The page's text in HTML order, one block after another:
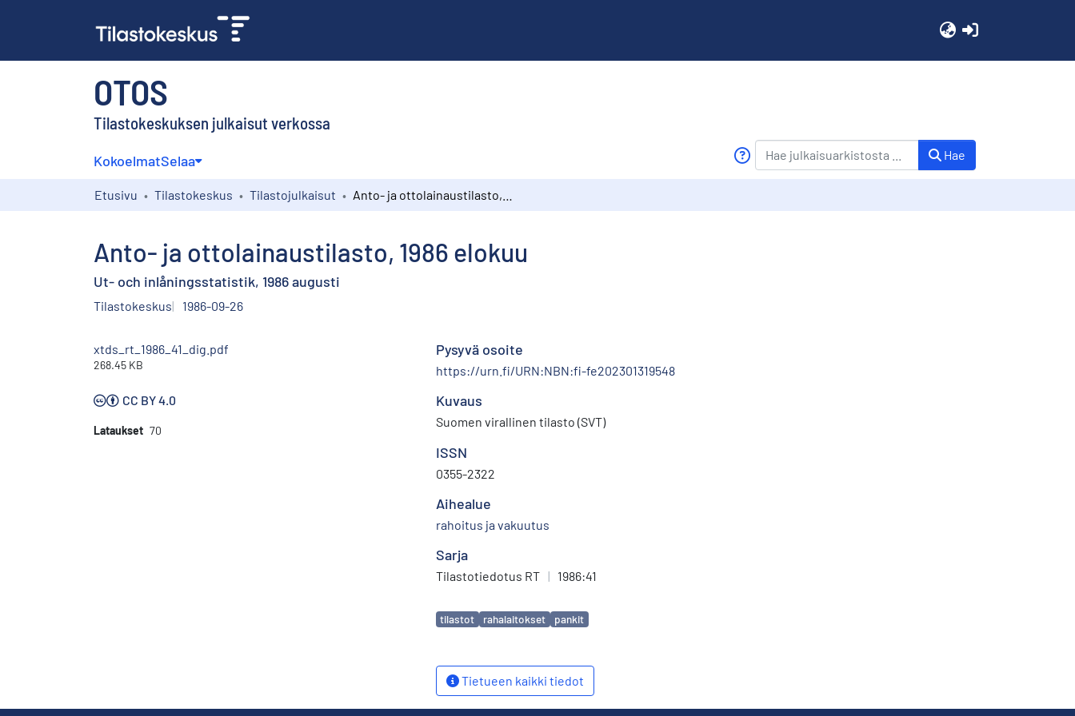
OTOS
Tilastokeskuksen julkaisut verkossa
KokoelmatSelaa Hae
Etusivu Tilastokeskus Tilastojulkaisut
Anto- ja ottolainaustilasto, 1986 elokuu
Ut- och inlåningsstatistik, 1986 augusti
Tilastokeskus 1986-09-26
xtds_rt_1986_41_dig.pdf
268.45 KB
CC BY 4.0
Lataukset 70
Pysyvä osoite
https://urn.fi/URN:NBN:fi-fe202301319548
Kuvaus
Suomen virallinen tilasto (SVT)
ISSN
0355-2322
Aihealue
rahoitus ja vakuutus
Sarja
Tilastotiedotus RT | 1986:41
Avainsanat
tilastot rahalaitokset pankit
Tietueen kaikki tiedot